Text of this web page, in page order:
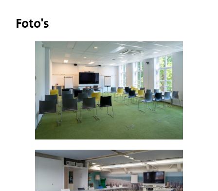
Foto's